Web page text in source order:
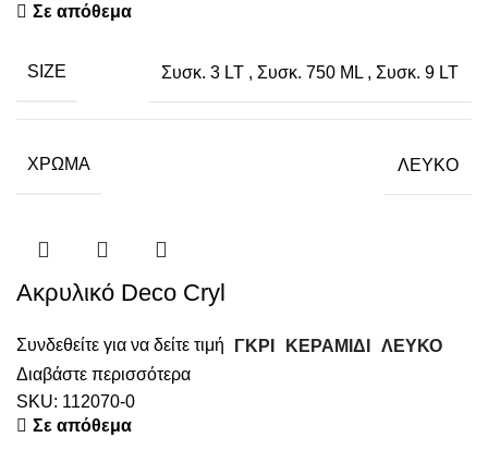
Σε απόθεμα
SIZE Συσκ. 3 LT , Συσκ. 750 ML , Συσκ. 9 LT
ΧΡΏΜΑ ΛΕΥΚΟ
Ακρυλικό Deco Cryl
Συνδεθείτε για να δείτε τιμή ΓΚΡΙ ΚΕΡΑΜΙΔΙ
ΛΕΥΚΟ
Διαβάστε περισσότερα
SKU: 112070-0
Σε απόθεμα